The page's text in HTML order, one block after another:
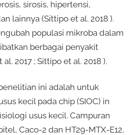
sirosis, hipertensi,
lainnya (Sittipo et al. 2018 ).
populasi mikroba dalam
berbagai penyakit
2017 ; Sittipo et al. 2018 ).
ini adalah untuk
kecil pada chip (SIOC) in
usus kecil. Campuran
Caco-2 dan HT29-MTX-E12,